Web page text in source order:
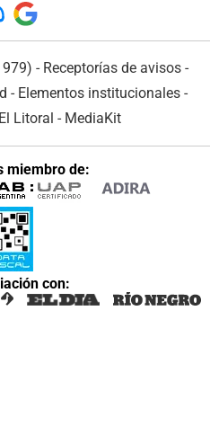
- Receptorías de avisos -
- Elementos institucionales -
Litoral - MediaKit
miembro de:
con: